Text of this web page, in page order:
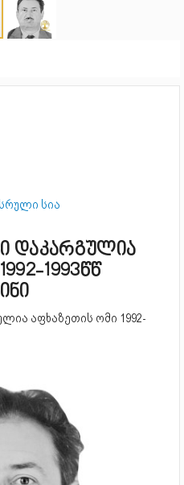
სია
დაკარგულია
1993წწ
აფხაზეთის ომი 1992-